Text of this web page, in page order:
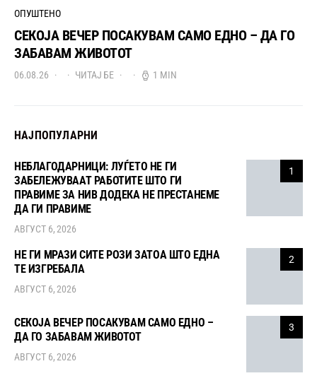
ОПУШТЕНО
СЕКОЈА ВЕЧЕР ПОСАКУВАМ САМО ЕДНО – ДА ГО
ЗАБАВАМ ЖИВОТОТ
06.08.26 ЧИТАЈ БЕ 1 MIN
НАЈПОПУЛАРНИ
1
НЕБЛАГОДАРНИЦИ: ЛУЃЕТО НЕ ГИ
ЗАБЕЛЕЖУВААТ РАБОТИТЕ ШТО ГИ
ПРАВИМЕ ЗА НИВ ДОДЕКА НЕ ПРЕСТАНЕМЕ
ДА ГИ ПРАВИМЕ
АВГУСТ 6, 2026
2
НЕ ГИ МРАЗИ СИТЕ РОЗИ ЗАТОА ШТО ЕДНА
ТЕ ИЗГРЕБАЛА
АВГУСТ 6, 2026
3
СЕКОЈА ВЕЧЕР ПОСАКУВАМ САМО ЕДНО –
ДА ГО ЗАБАВАМ ЖИВОТОТ
АВГУСТ 6, 2026